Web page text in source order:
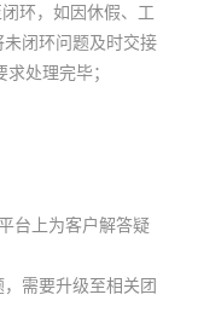
环，如因休假、工
闭环问题及时交接
处理完毕；
台上为客户解答疑
需要升级至相关团